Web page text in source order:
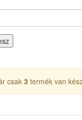
csak 3 termék van